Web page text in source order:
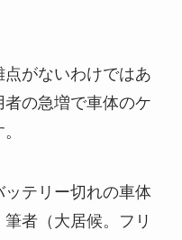
がないわけではあ
者の急増で車体のケ
テリー切れの車体
者（大居候。フリ